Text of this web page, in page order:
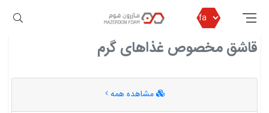
مازرون فوم قاشق مخصوص غذاهای گرم
قاشق مخصوص غذاهای گرم
مشاهده همه